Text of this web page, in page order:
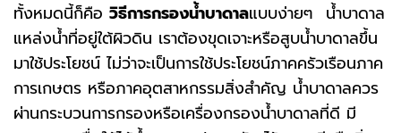
ทั้งหมดนี้ก็คือ วิธีการกรองน้ำบาดาลแบบง่ายๆ น้ำบาดาล
แหล่งน้ำที่อยู่ใต้ผิวดิน เราต้องขุดเจาะหรือสูบน้ำบาดาลขึ้น
มาใช้ประโยชน์ ไม่ว่าจะเป็นการใช้ประโยชน์ภาคครัวเรือนภาค
การเกษตร หรือภาคอุตสาหกรรมสิ่งสำคัญ น้ำบาดาลควร
ผ่านกระบวนการกรองหรือเครื่องกรองน้ำบาดาลที่ดี มี